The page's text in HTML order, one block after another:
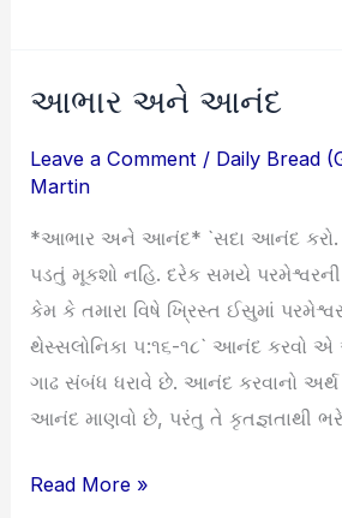
આભાર અને આનંદ
Leave a Comment / Daily Bread
Martin
*આભાર અને આનંદ* `સદા આનંદ કરો.
પડતું મૂકશો નહિ. દરેક સમયે
કેમ કે તમારા વિષે ખ્રિસ્ત ઈસુમાં
થેસ્સલોનિકા ૫:૧૬-૧૮` આનંદ કરવો એ
ગાઢ સંબંધ ધરાવે છે. આનંદ કરવાનો
આનંદ માણવો છે, પરંતુ તે કૃતજ્ઞતાથી
આભાર
આનંદ
Read More »